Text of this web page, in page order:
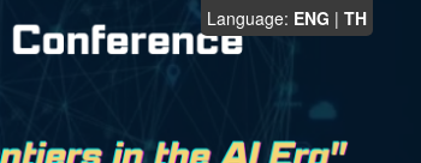
Language: ENG | TH